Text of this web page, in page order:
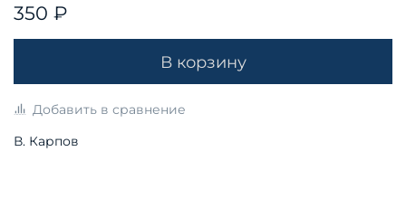
350 ₽
В корзину
Добавить в сравнение
В. Карпов